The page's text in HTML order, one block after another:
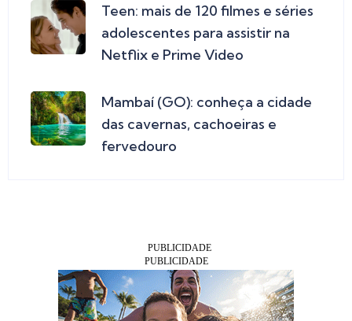
Teen: mais de 120 filmes e séries
adolescentes para assistir na
Netflix e Prime Video
Mambaí (GO): conheça a cidade
das cavernas, cachoeiras e
fervedouro